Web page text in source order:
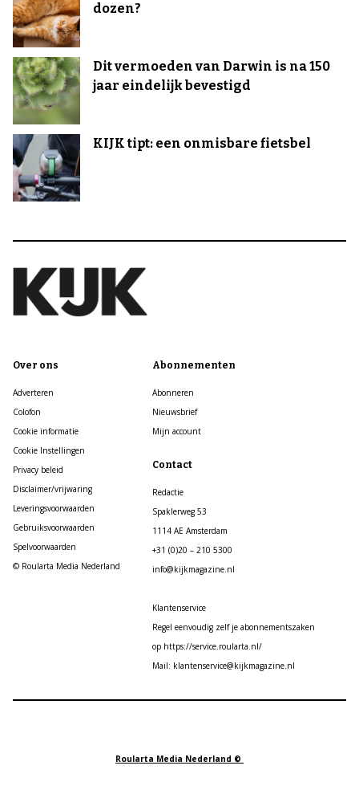
dozen?
Dit vermoeden van Darwin is na 150
jaar eindelijk bevestigd
KIJK tipt: een onmisbare fietsbel
Over ons
Adverteren
Colofon
Cookie informatie
Cookie Instellingen
Privacy beleid
Disclaimer/vrijwaring
Leveringsvoorwaarden
Gebruiksvoorwaarden
Spelvoorwaarden
© Roularta Media Nederland
Abonnementen
Abonneren
Nieuwsbrief
Mijn account
Contact
Redactie
Spaklerweg 53
1114 AE Amsterdam
+31 (0)20 – 210 5300
info@kijkmagazine.nl
Klantenservice
Regel eenvoudig zelf je abonnementszaken
op https://service.roularta.nl/
Mail: klantenservice@kijkmagazine.nl
Roularta Media Nederland ©